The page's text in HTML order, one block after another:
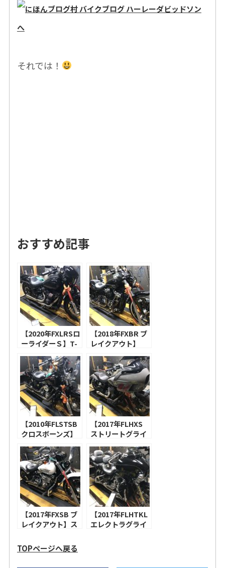
それでは！
おすすめ記事
【2020年FXLRSロ
ーライダーＳ】T-
クリーミンイーグ
ル ヘビーブリーザ
ーパフォーマン
ス、トラスク
ASSAULT 2-1！
【2020年FLTRXS
ロードグライドス
ペシャル】アレン
SERIES ドリフト
エアクリーナー、
バンス＆ハインズ
オーバーサイズ
450 デストロイヤ
ー！
【2018年FXBR ブ
レイクアウト】
ーランドサンズデ
ザイン タービンエ
アクリーナー、バ
ッサーニ プロスト
リートターンアウ
ト！【2016年CVO
FLTRUSE CVO ロ
ードグライド ウル
ンイーグル ベンチ
レーターエリー
ト、スクリーミン
イーグル ストリー
トキャノン！
【2010年FLSTSB
クロスボーンズ】
クリーナー クラッ
シックティアドロ
ップカバー、ハー
レーダビッドソン
北米マフラー！
【2019年FLHTK
ウルトラリミテッ
ド】S&S ステルス
バンス＆ハインズ
ハイアウトプッ
【2017年FLHXS
ストリートグライ
S&S 465カム、ケ
ンズファクトリー
エアクリーナー、
ツーブラザーズレ
ーシング Comp-S
ショート2-1マフラ
ー！【2018年
FXFBS ファットボ
【2017年FXSB ブ
レイクアウト】ス
ル ヘビーブリーザ
ー、バンス＆ハイ
【2017年FLHTKL
エレクトラグライ
TOPページへ戻る